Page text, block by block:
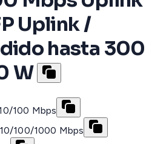
Uplink /
hasta 300
W
100 Mbps
100/1000 Mbps